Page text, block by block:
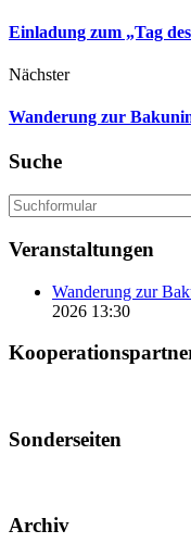
Einladung zum „Tag
Nächster
Wanderung zur
Suche
Veranstaltungen
Wanderung zur
2026 13:30
Sonderseiten
Archiv